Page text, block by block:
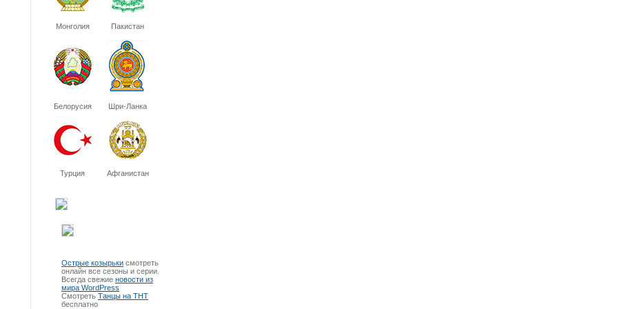
Монголия Пакистан
Белорусия Шри-Ланка
Турция Афганистан
Острые козырьки смотреть
онлайн все сезоны и серии.
Всегда свежие новости из
мира WordPress
Смотреть Танцы на ТНТ
бесплатно